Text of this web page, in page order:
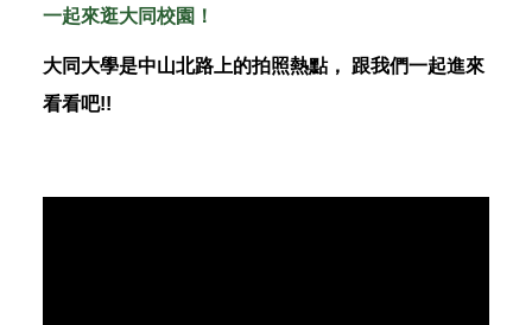
一起來逛大同校園 ！
大同大學是中山北路上的拍照熱點， 跟我們一起進來
看看吧!!